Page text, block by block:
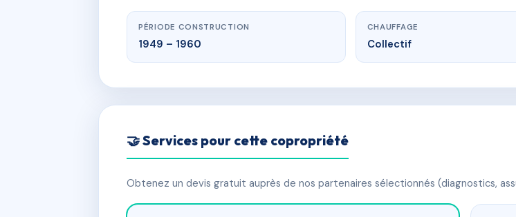
PÉRIODE CONSTRUCTION
1949 – 1960
CHAUFFAGE
Collectif
🤝 Services pour cette copropriété
Obtenez un devis gratuit auprès de nos partenaires sélectionnés (diagnostics,